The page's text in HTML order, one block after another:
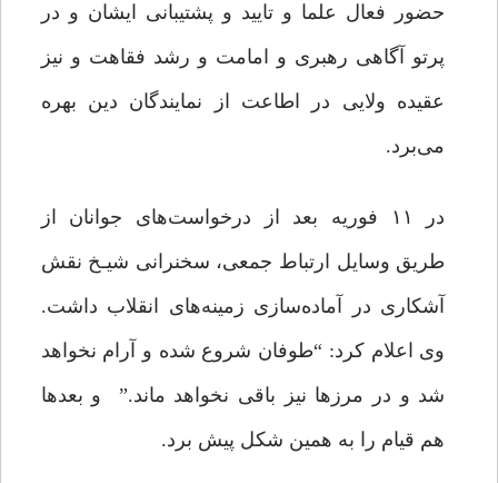
حضور فعال علما و تایید و پشتیبانی ایشان و در
پرتو آگاهی رهبری و امامت و رشد فقاهت و نیز
عقیده ولایی در اطاعت از نمایندگان دین بهره
می‌برد.
در ۱۱ فوریه بعد از درخواست‌های جوانان از
طریق وسایل ارتباط جمعی، سخنرانی‌ شیـخ نقش
آشکاری در آماده‌سازی زمینه‌های انقلاب داشت.
وی اعلام کرد: “طوفان شروع شده و آرام نخواهد
شد و در مرزها نیز باقی نخواهد ماند.” و بعدها
هم قیام را به همین شکل پیش برد.